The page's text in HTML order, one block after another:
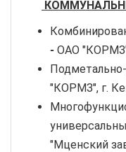
- ОАО
"КОРМЗ", г.
"Мценский